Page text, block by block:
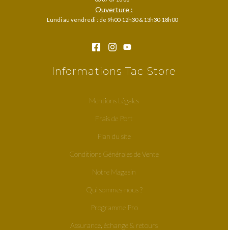
Ouverture :
Lundi au vendredi : de 9h00-12h30 & 13h30-18h00
Informations Tac Store
Mentions Légales
Frais de Port
Plan du site
Conditions Générales de Vente
Notre Magasin
Qui sommes-nous ?
Programme Pro
Assurance, échange & retours